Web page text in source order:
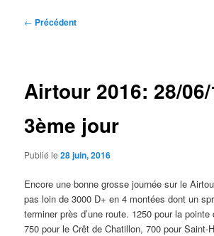
Navigation
← Précédent
Airtour 2016: 28/
3ème jour
Publié le28 juin, 2016
Encore une bonne grosse journée sur le
pas loin de 3000 D+ en 4 montées dont un
terminer près d’une route. 1250 pour la pointe
750 pour le Crêt de Chatillon, 700 pour Saint-